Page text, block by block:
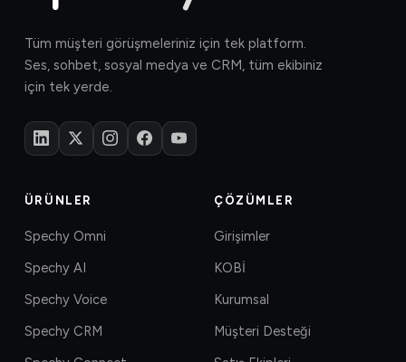
Tüm müşteri görüşmeleriniz için tek platform.
Ses, sohbet, sosyal medya ve CRM, tüm ekibiniz
için tek yerde.
ÜRÜNLER
Spechy Omni
Spechy AI
Spechy Voice
Spechy CRM
ÇÖZÜMLER
Girişimler
KOBİ
Kurumsal
Müşteri Desteği